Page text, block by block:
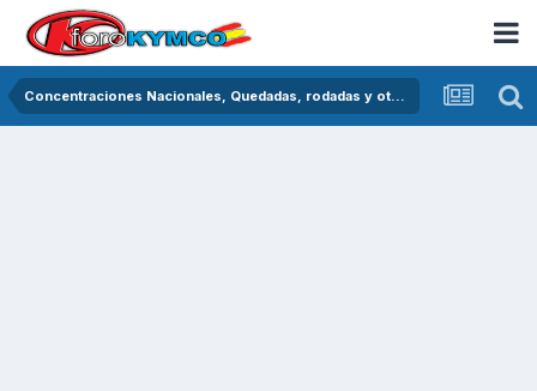
Concentraciones Nacionales, Quedadas, rodadas y otras crónicas del asfalto